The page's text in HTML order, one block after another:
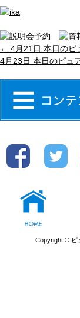
← 4月21日 本日のピ
4月23日 本日のピュ
Copyright © ピ